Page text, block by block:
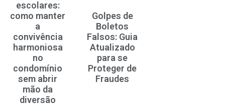
escolares:
como manter
a
convivência
harmoniosa
no
condomínio
sem abrir
mão da
diversão
Golpes de
Boletos
Falsos: Guia
Atualizado
para se
Proteger de
Fraudes